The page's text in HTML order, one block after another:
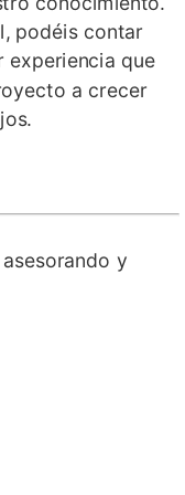
podéis contar
experiencia que
a crecer
y